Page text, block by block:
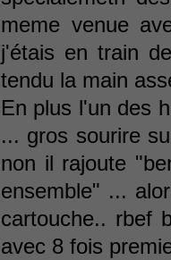
meme venue
j'étais en train
tendu la main
En plus l'un des
... gros sourire
non il rajoute
ensemble" ...
cartouche.. rbef
avec 8 fois